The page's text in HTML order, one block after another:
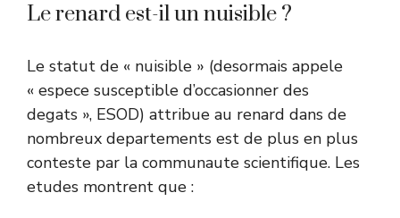
Le renard est-il un nuisible ?
Le statut de « nuisible » (desormais appele
« espece susceptible d’occasionner des
degats », ESOD) attribue au renard dans de
nombreux departements est de plus en plus
conteste par la communaute scientifique. Les
etudes montrent que :